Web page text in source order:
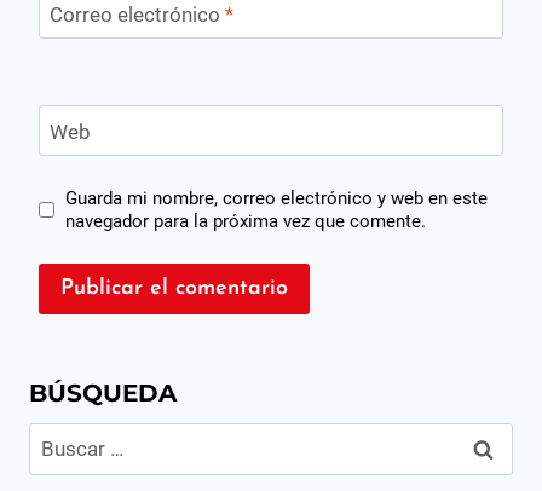
Correo electrónico *
Web
Guarda mi nombre, correo electrónico y web en este
navegador para la próxima vez que comente.
BÚSQUEDA
Buscar: